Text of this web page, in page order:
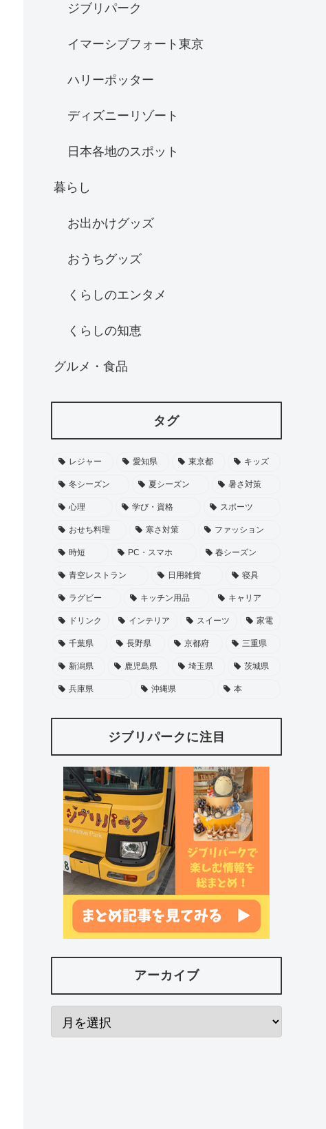
ジブリパーク
イマーシブフォート東京
ハリーポッター
ディズニーリゾート
日本各地のスポット
暮らし
お出かけグッズ
おうちグッズ
くらしのエンタメ
くらしの知恵
グルメ・食品
タグ
レジャー 愛知県 東京都 キッズ
冬シーズン 夏シーズン 暑さ対策
心理 学び・資格 スポーツ
おせち料理 寒さ対策 ファッション
時短 PC・スマホ 春シーズン
青空レストラン 日用雑貨 寝具
ラグビー キッチン用品 キャリア
ドリンク インテリア スイーツ 家電
千葉県 長野県 京都府 三重県
新潟県 鹿児島県 埼玉県 茨城県
兵庫県 沖縄県 本
ジブリパークに注目
アーカイブ